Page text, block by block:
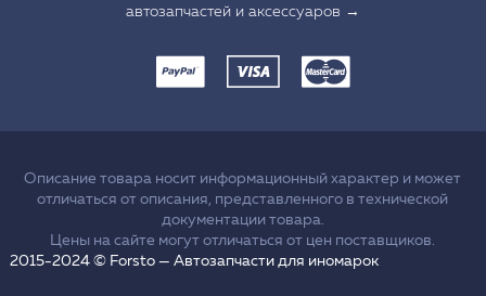
автозапчастей и аксессуаров →
Описание товара носит информационный характер и может
отличаться от описания, представленного в технической
документации товара.
Цены на сайте могут отличаться от цен поставщиков.
2015-2024 © Forsto — Автозапчасти для иномарок